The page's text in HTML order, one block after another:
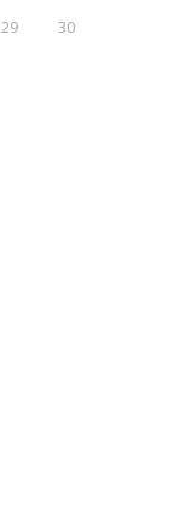
29 30